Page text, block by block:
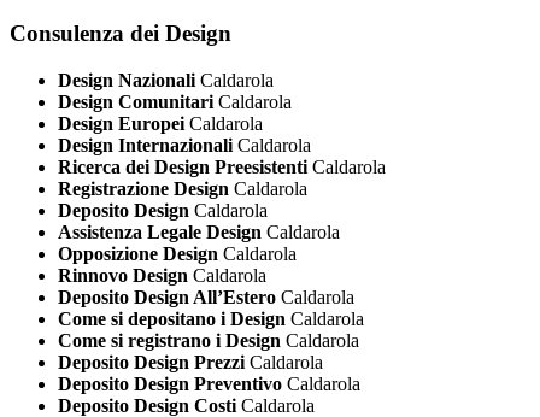
Consulenza dei Design
Design Nazionali Caldarola
Design Comunitari Caldarola
Design Europei Caldarola
Design Internazionali Caldarola
Ricerca dei Design Preesistenti Caldarola
Registrazione Design Caldarola
Deposito Design Caldarola
Assistenza Legale Design Caldarola
Opposizione Design Caldarola
Rinnovo Design Caldarola
Deposito Design All’Estero Caldarola
Come si depositano i Design Caldarola
Come si registrano i Design Caldarola
Deposito Design Prezzi Caldarola
Deposito Design Preventivo Caldarola
Deposito Design Costi Caldarola